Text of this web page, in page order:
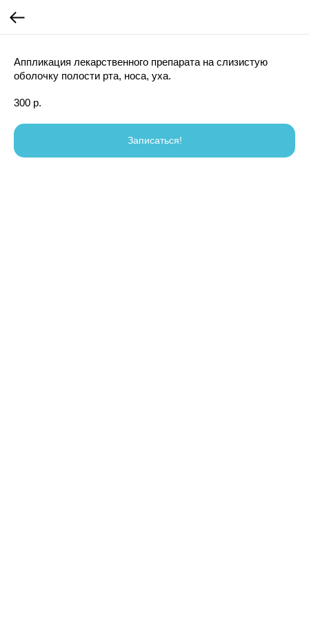
Аппликация лекарственного препарата на слизистую
оболочку полости рта, носа, уха.
300 р.
Записаться!